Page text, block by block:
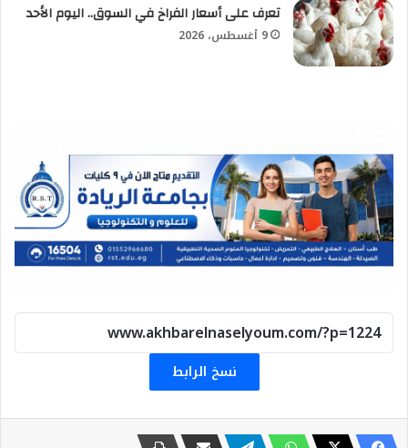
تعرف على أسعار الفراخ في السوق.. اليوم الأحد
9 أغسطس، 2026
نسخ الرابط